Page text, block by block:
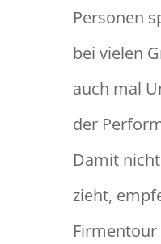
Personen
bei vielen
auch mal
der
Damit
zieht,